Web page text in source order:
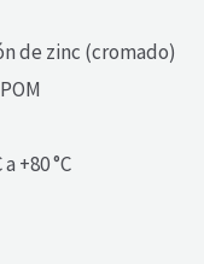
de zinc (cromado)
POM
a +80 °C